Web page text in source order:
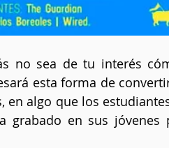
no sea de tu interés
esta forma de
en algo que los
grabado en sus jóvenes